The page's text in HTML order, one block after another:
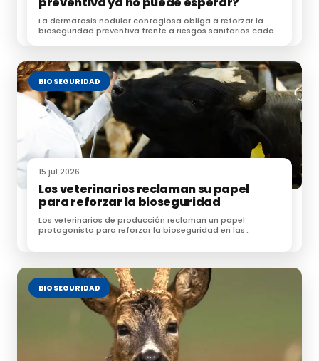
La dermatosis nodular contagiosa obliga a reforzar la
bioseguridad preventiva frente a riesgos sanitarios cada
BIOSEGURIDAD
15 jul 2026
Los veterinarios reclaman su papel
para reforzar la bioseguridad
Los veterinarios de producción reclaman un papel
protagonista para reforzar la bioseguridad en las
BIOSEGURIDAD